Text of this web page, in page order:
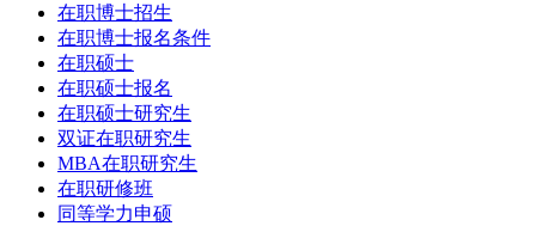
在职博士招生
在职博士报名条件
在职硕士
在职硕士报名
在职硕士研究生
双证在职研究生
MBA在职研究生
在职研修班
同等学力申硕